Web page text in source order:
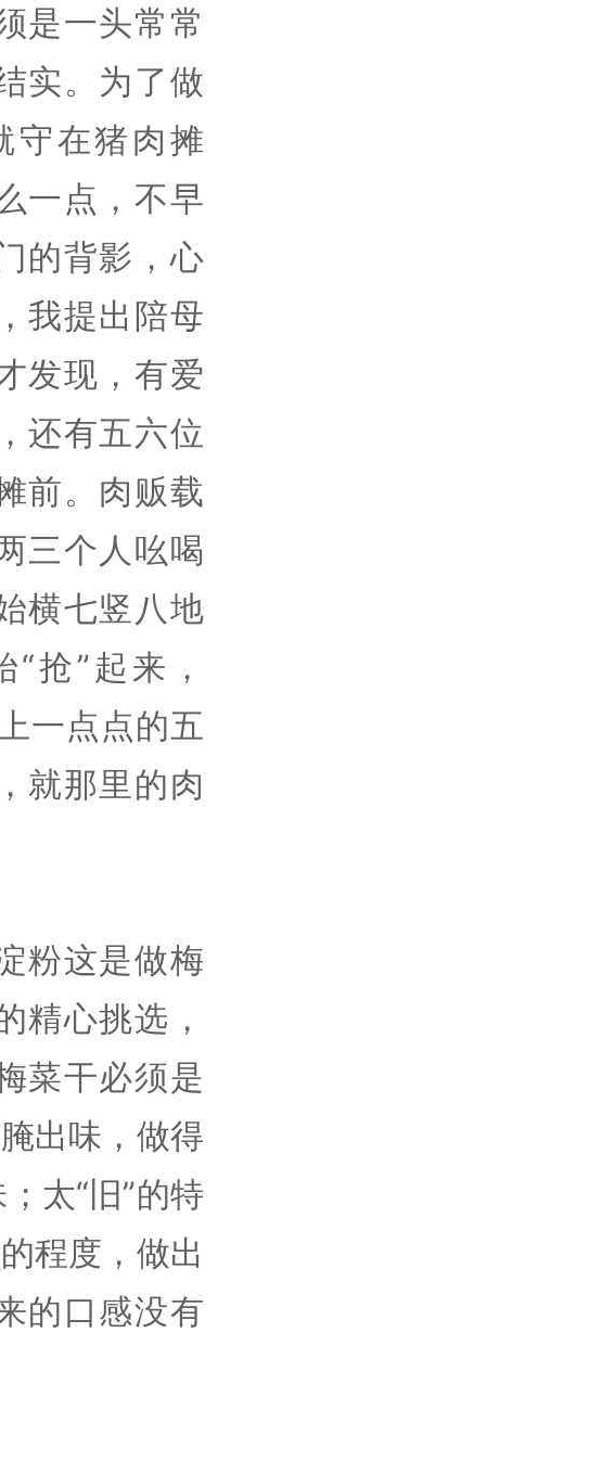
是一头常常
实。为了做
守在猪肉摊
一点，不早
的背影，心
我提出陪母
发现，有爱
还有五六位
前。肉贩载
三个人吆喝
横七竖八地
抢”起来，
一点点的五
就那里的肉
粉这是做梅
精心挑选，
菜干必须是
出味，做得
太“旧”的特
程度，做出
的口感没有